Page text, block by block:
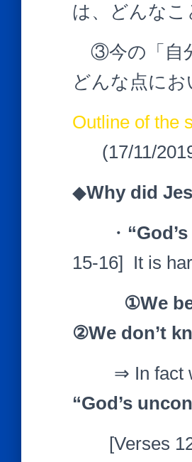
は、どんなこ
③今の「自
どんな点に
Outline of the
(17/11/
◆Why did
・ “God’
15-16] It is
①We
②We don’t
⇒ In fact
“God’s
[Verses 12-